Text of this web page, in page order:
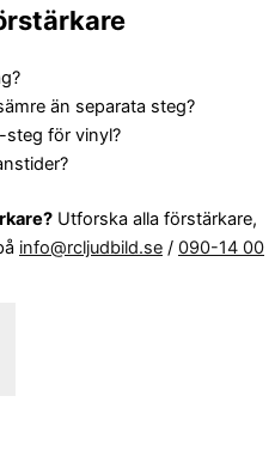
än separata steg?
steg för vinyl?
Utforska alla förstärkare,
info@rcljudbild.se / 090-14 00